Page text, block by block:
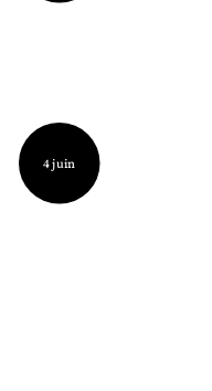
4 juin